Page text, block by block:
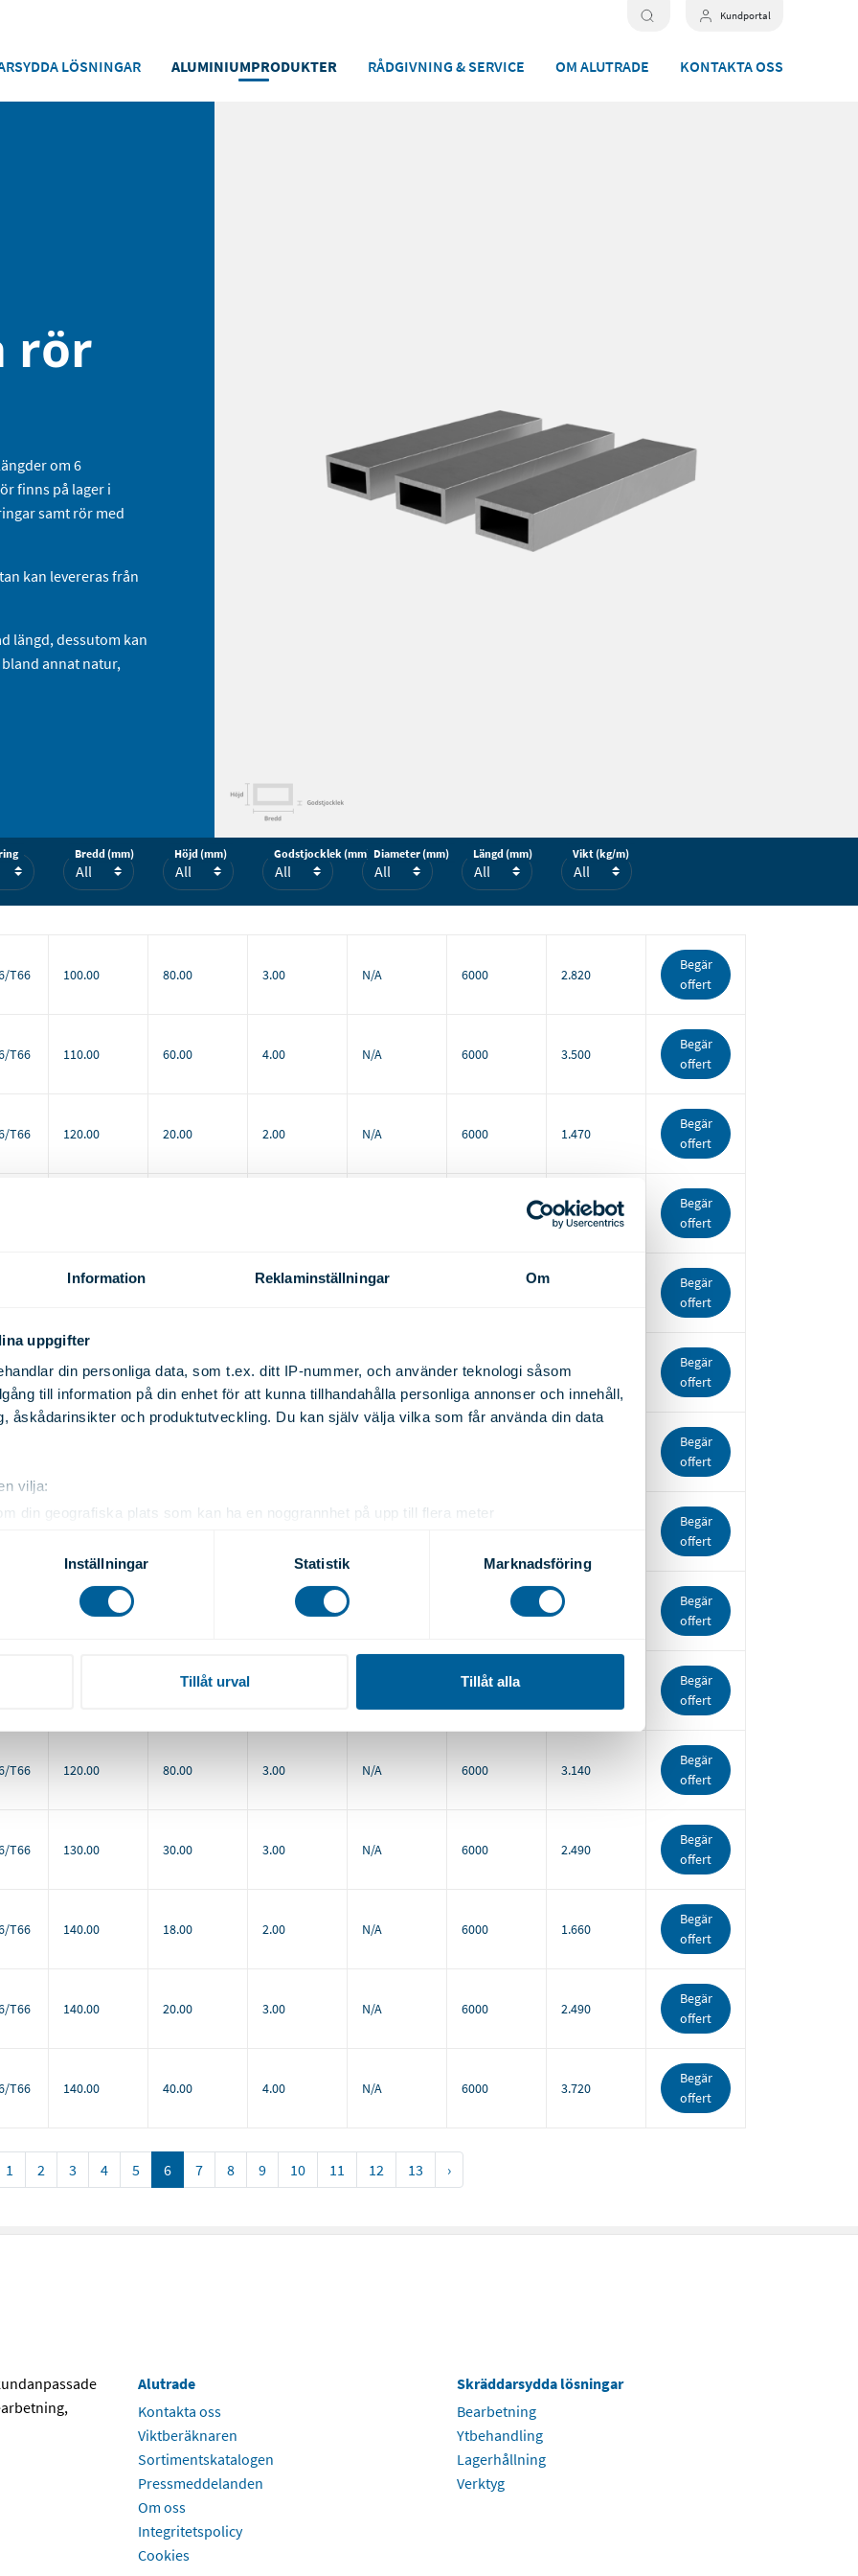
Information Reklaminställningar Om
uppgifter
din personliga data, som t.ex. ditt IP-nummer, och använder teknologi såsom
till information på din enhet för att kunna tillhandahålla personliga annonser och innehåll,
åskådarinsikter och produktutveckling. Du kan själv välja vilka som får använda din data
vilja:
din geografiska plats som kan ha en noggrannhet på upp till flera meter
uppgifter behandlas och ställ in dina preferenser i
detaljsektionen. Du kan ändra
när som helst från cookie-förklaringen.
vår trafik. Vi vidarebefordrar även sådana identifierare och annan information från din enhet
och analysföretag som vi samarbetar med. Dessa kan i sin tur kombinera informationen
Inställningar Statistik Marknadsföring
Tillåt urval Tillåt alla
Kundportal
LÖSNINGAR ALUMINIUMPRODUKTER RÅDGIVNING & SERVICE OM ALUTRADE KONTAKTA OSS
rör
om 6
finns på lager i
samt rör med
kan levereras från
längd, dessutom kan
annat natur,
Bredd (mm) Höjd (mm) Godstjocklek (mm) Diameter (mm) Längd (mm) Vikt (kg/m)
T66 100.00 80.00 3.00 N/A 6000 2.820
Begär
offert
T66 110.00 60.00 4.00 N/A 6000 3.500
Begär
offert
T66 120.00 20.00 2.00 N/A 6000 1.470
Begär
offert
1.680
Begär
offert
Begär
offert
T66 120.00 40.00 3.00 N/A 6000 2.490
Begär
offert
Begär
offert
Begär
offert
120.00 3.500
Begär
offert
60.00 6000
Begär
offert
T66 120.00 80.00 3.00 N/A 6000 3.140
Begär
offert
T66 130.00 30.00 3.00 N/A 6000 2.490
Begär
offert
T66 140.00 18.00 2.00 N/A 6000 1.660
Begär
offert
T66 140.00 20.00 3.00 N/A 6000 2.490
Begär
offert
T66 140.00 40.00 4.00 N/A 6000 3.720
Begär
offert
1 2 3 4 5 6 7 8 9 10 11 12 13 ›
Alutrade
Kontakta oss
Viktberäknaren
Sortimentskatalogen
Pressmeddelanden
Om oss
Integritetspolicy
Cookies
Skräddarsydda lösningar
Bearbetning
Ytbehandling
Lagerhållning
Verktyg